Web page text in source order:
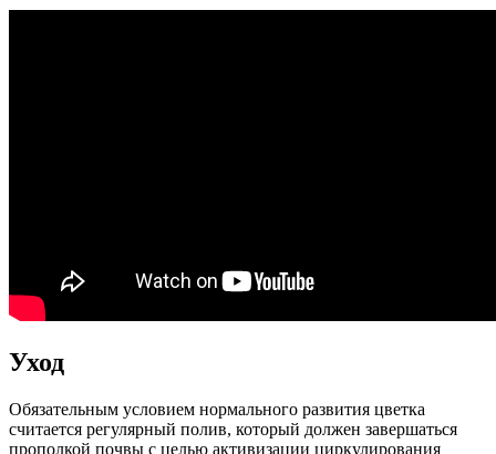
Уход
Обязательным условием нормального развития цветка
считается регулярный полив, который должен завершаться
прополкой почвы с целью активизации циркулирования